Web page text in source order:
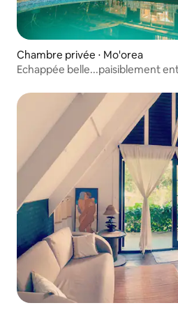
Chambre privée ⋅ Mo'orea
Echappée belle...paisiblement